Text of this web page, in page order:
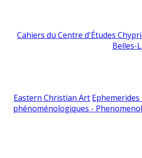
Cahiers du Centre d'Études
Belles-
Eastern Christian Art
phénoménologiques -